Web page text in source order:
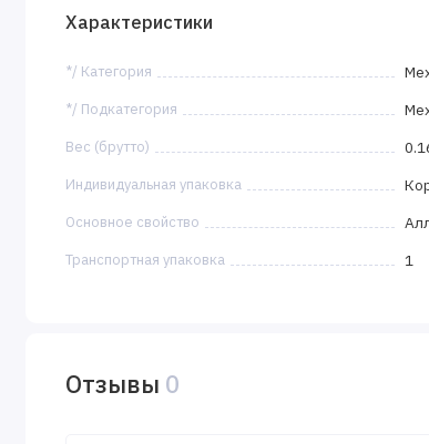
Характеристики
*/ Категория
*/ Подкатегория
Вес (брутто)
Индивидуальная упаковка
Основное свойство
Транспортная упаковка 1
Отзывы 0